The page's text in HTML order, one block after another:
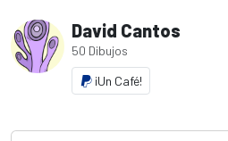
David Cantos
50 Dibujos
¡Un Café!